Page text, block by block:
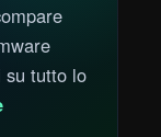
su tutto lo